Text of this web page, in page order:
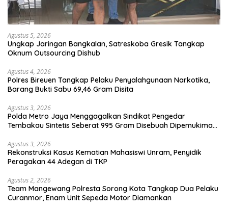
Agustus 5, 2026
Ungkap Jaringan Bangkalan, Satreskoba Gresik Tangkap
Oknum Outsourcing Dishub
Agustus 4, 2026
Polres Bireuen Tangkap Pelaku Penyalahgunaan Narkotika,
Barang Bukti Sabu 69,46 Gram Disita
Agustus 3, 2026
Polda Metro Jaya Menggagalkan Sindikat Pengedar
Tembakau Sintetis Seberat 995 Gram Disebuah Dipemukiman
Agustus 3, 2026
Rekonstruksi Kasus Kematian Mahasiswi Unram, Penyidik
Peragakan 44 Adegan di TKP
Agustus 2, 2026
Team Mangewang Polresta Sorong Kota Tangkap Dua Pelaku
Curanmor, Enam Unit Sepeda Motor Diamankan